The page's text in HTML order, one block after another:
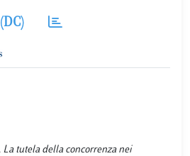
La tutela della concorrenza nei